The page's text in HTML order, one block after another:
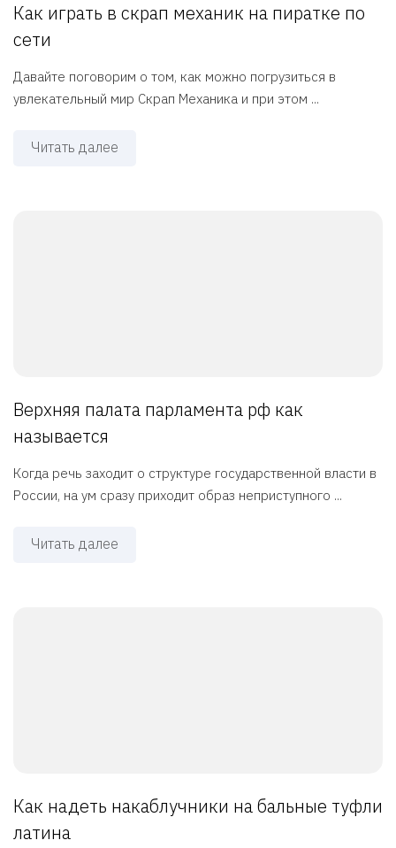
Как играть в скрап механик на пиратке по
сети
Давайте поговорим о том, как можно погрузиться в
увлекательный мир Скрап Механика и при этом ...
Читать далее
Верхняя палата парламента рф как
называется
Когда речь заходит о структуре государственной власти в
России, на ум сразу приходит образ неприступного ...
Читать далее
Как надеть накаблучники на бальные туфли
латина